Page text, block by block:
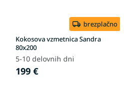
brezplačno
Kokosova vzmetnica Sandra
80x200
5-10 delovnih dni
199 €